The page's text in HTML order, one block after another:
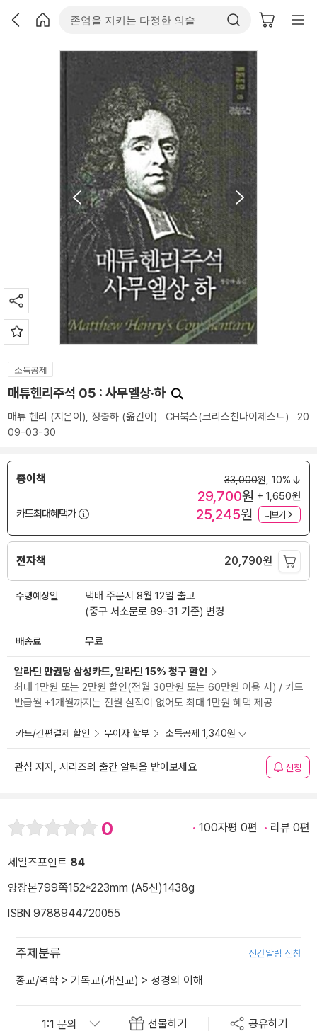
소득공제
매튜헨리주석 05 : 사무엘상·하
매튜 헨리 (지은이), 정충하 (옮긴이) CH북스(크리스천다이제스트) 20
09-03-30
종이책 33,000원, 10%
29,700원 + 1,650원
카드최대혜택가
25,245원 더보기
전자책 20,790원
수령예상일
택배 주문시 8월 12일 출고
(중구 서소문로 89-31 기준) 변경
배송료 무료
알라딘 만권당 삼성카드, 알라딘 15% 청구 할인
최대 1만원 또는 2만원 할인(전월 30만원 또는 60만원 이용 시) / 카드
발급월 +1개월까지는 전월 실적이 없어도 최대 1만원 혜택 제공
카드/간편결제 할인 무이자 할부 소득공제 1,340원
관심 저자, 시리즈의 출간 알림을 받아보세요 신청
0 100자평 0편 리뷰 0편
세일즈포인트 84
양장본799쪽152*223mm (A5신)1438g
ISBN 9788944720055
주제분류 신간알림 신청
종교/역학 > 기독교(개신교) > 성경의 이해
선물하기 공유하기